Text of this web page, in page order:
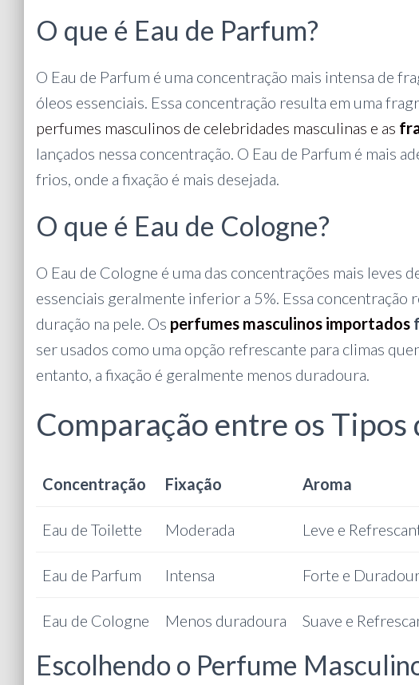
O que é Eau de Parfum?
O Eau de Parfum é uma concentração mais intensa de
óleos essenciais. Essa concentração resulta em uma
perfumes masculinos de celebridades masculinas e as
lançados nessa concentração. O Eau de Parfum é mais
frios, onde a fixação é mais desejada.
O que é Eau de Cologne?
O Eau de Cologne é uma das concentrações mais leves
essenciais geralmente inferior a 5%. Essa concentração
duração na pele. Os perfumes masculinos importados
ser usados como uma opção refrescante para climas
entanto, a fixação é geralmente menos duradoura.
Comparação entre os
Concentração Fixação Aroma
Eau de Toilette Moderada Leve e
Eau de Parfum Intensa Forte e
Eau de Cologne Menos duradoura Suave e
Escolhendo o Perfume